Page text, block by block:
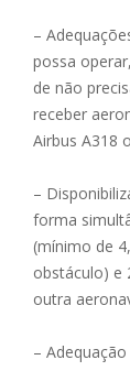
–
possa
de não
receber
Airbus A318
–
forma
(mínimo de
obstáculo) e
outra
–